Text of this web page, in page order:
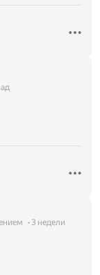
3 недели